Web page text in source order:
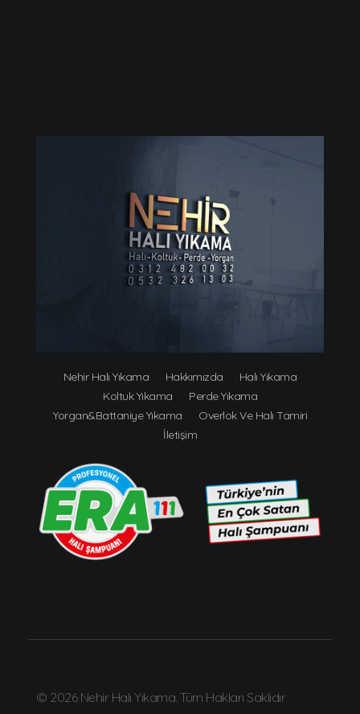
Nehir Halı Yıkama Hakkımızda
Halı Yıkama
Koltuk Yıkama
Perde Yıkama
Yorgan&Battaniye Yıkama
Overlok Ve Halı Tamiri
İletişim
© 2026 Nehir Halı Yıkama. Tüm Hakları Saklıdır